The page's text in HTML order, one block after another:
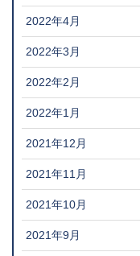
2022年4月
2022年3月
2022年2月
2022年1月
2021年12月
2021年11月
2021年10月
2021年9月